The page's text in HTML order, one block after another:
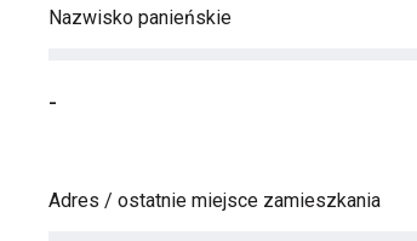
Nazwisko panieńskie
-
Adres / ostatnie miejsce zamieszkania